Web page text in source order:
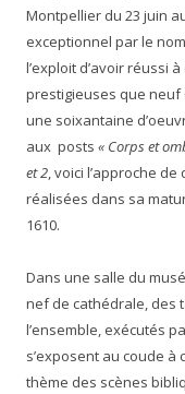
Montpellier du 23 juin
exceptionnel par le
l’exploit d’avoir réussi
prestigieuses que neuf
une soixantaine
aux posts « Corps et
et 2 , voici l’approche
réalisées dans sa
1610.
Dans une salle du
nef de cathédrale, des
l’ensemble, exécutés
s’exposent au coude
thème des scènes